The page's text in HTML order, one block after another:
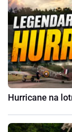
Hurricane na